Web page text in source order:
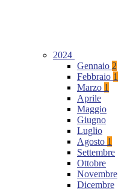
2024
Gennaio 2
Febbraio 1
Marzo 1
Aprile
Maggio
Giugno
Luglio
Agosto 1
Settembre
Ottobre
Novembre
Dicembre